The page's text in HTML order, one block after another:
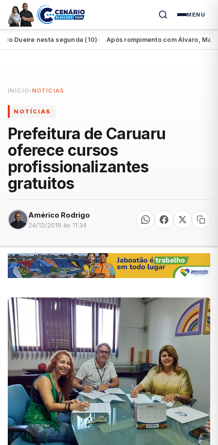
MENU
nesta segunda (10) ● Após rompimento com Álvaro, Marília
INÍCIO ›NOTÍCIAS
NOTÍCIAS
Prefeitura de Caruaru
oferece cursos
profissionalizantes
gratuitos
Américo Rodrigo
24/12/2019 às 11:34